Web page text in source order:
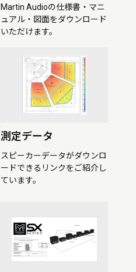
Martin Audioの仕様書・マニ
ュアル・図面をダウンロード
いただけます。
測定データ
スピーカーデータがダウンロ
ードできるリンクをご紹介し
ています。